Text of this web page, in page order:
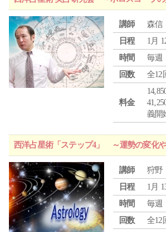
講師
森
日程
1月
時間
毎週
回数
全12
料金
義開
西洋占星術「ステップ4」 ～運勢の変化
講師
狩野
日程
1月
時間
毎週
回数
全12